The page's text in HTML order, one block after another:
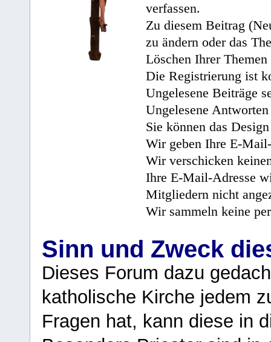
verfassen.
Zu diesem Beitrag
zu ändern oder das
Löschen Ihrer
Die Registrierung ist
Ungelesene Beiträge
Ungelesene
Sie können das
Wir geben Ihre E-
Wir verschicken
Ihre E-Mail-Adresse
Mitgliedern nicht
Wir sammeln keine
Sinn und Zweck
Dieses Forum dazu
katholische Kirche jedem
Fragen hat, kann diese in